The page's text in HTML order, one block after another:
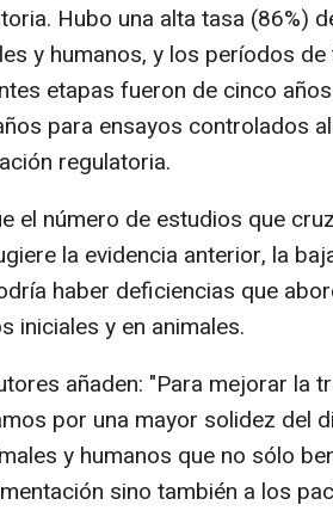
Hubo una alta tasa (86%)
y humanos, y los períodos
etapas fueron de cinco
para ensayos controlados
regulatoria.
el número de estudios que
la evidencia anterior, la
haber deficiencias que
iniciales y en animales.
añaden: "Para mejorar la
por una mayor solidez del
y humanos que no sólo
sino también a los